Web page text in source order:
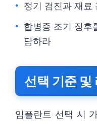
정기 검진과 재료
합병증 조기 징후
담하라
선택 기준 및
임플란트 선택 시